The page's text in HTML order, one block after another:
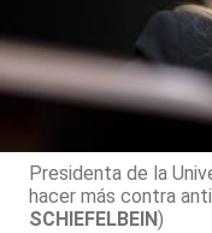
Presidenta de la
hacer más contra
SCHIEFELBEIN)